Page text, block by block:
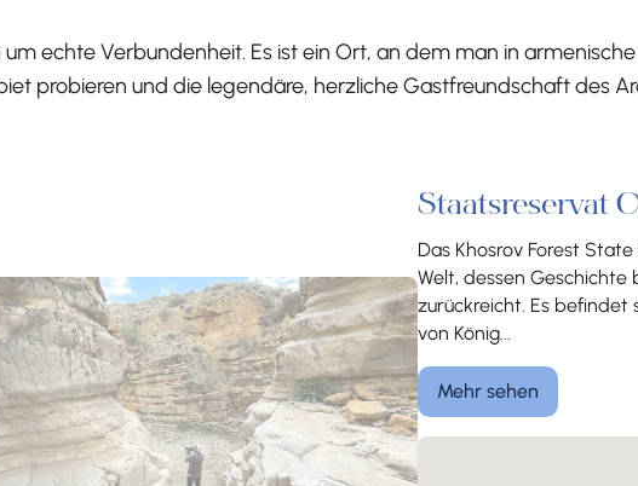
echte Verbundenheit. Es ist ein Ort, an dem man in
probieren und die legendäre, herzliche Gastfreundschaft des
Staatsreservat
Das Khosrov Forest
Welt, dessen Geschichte
zurückreicht. Es befindet
von König...
Mehr sehen